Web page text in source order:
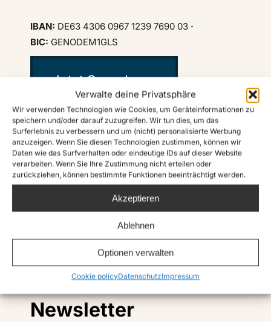
Verwalte deine Privatsphäre
Wir verwenden Technologien wie Cookies, um Geräteinformationen zu
speichern und/oder darauf zuzugreifen. Wir tun dies, um das
Surferlebnis zu verbessern und um (nicht) personalisierte Werbung
anzuzeigen. Wenn Sie diesen Technologien zustimmen, können wir
Daten wie das Surfverhalten oder eindeutige IDs auf dieser Website
verarbeiten. Wenn Sie Ihre Zustimmung nicht erteilen oder
zurückziehen, können bestimmte Funktionen beeinträchtigt werden.
Akzeptieren
Ablehnen
Optionen verwalten
Cookie policyDatenschutzImpressum
IBAN: DE63 4306 0967 1239 7690 03 ·
BIC: GENODEM1GLS
Jetzt Spenden ♥
InstagramTwitter TikTok Facebook LinkedIn
Abonniere unseren
Newsletter